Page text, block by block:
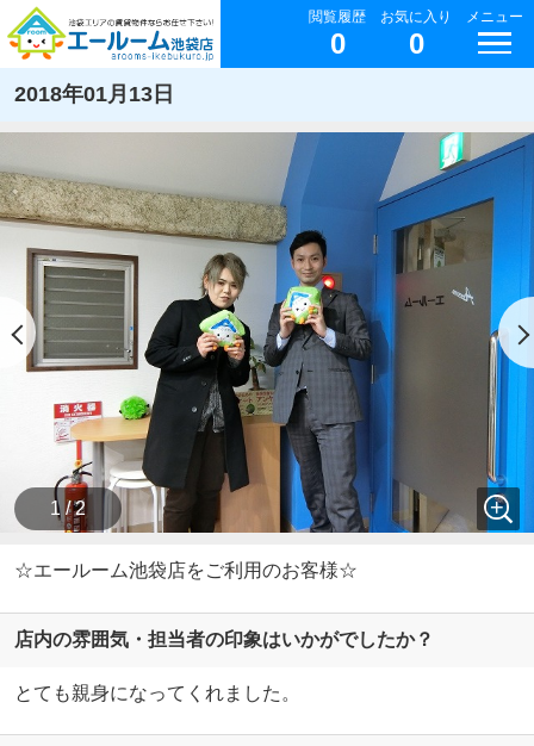
閲覧履歴
0
お気に入り
0
メニュー
2018年01月13日
1 / 2
☆エールーム池袋店をご利用のお客様☆
店内の雰囲気・担当者の印象はいかがでしたか？
とても親身になってくれました。